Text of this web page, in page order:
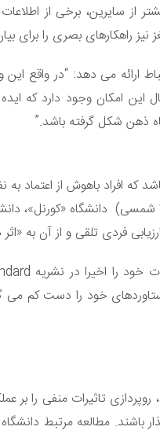
تا ۲۹ درصد بیشتر از سایرین،
نیز راهکارهای بصری را
ارائه می دهد: “در واقع
این امکان وجود دارد که
ذهن شکل گرفته باشد.”
که افراد باهوش از اعتماد به
در مطالعه سال ۱۹۹۹ میلادی (۱۳۷۸ شمسی)
فردی تلقی و از آن به
خود را دست کم می
تاثیرات منفی را بر
باشند. مطالعه مرتبط